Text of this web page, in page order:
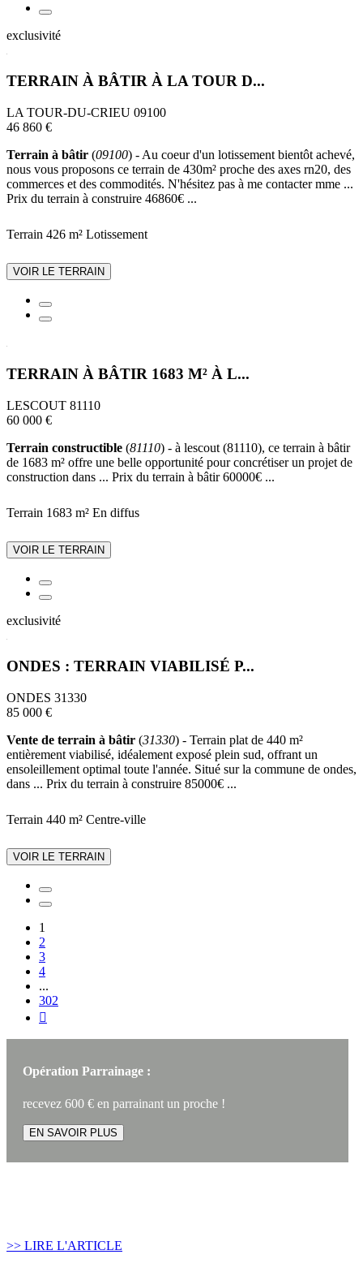
exclusivité
TERRAIN À BÂTIR À LA TOUR D...
LA TOUR-DU-CRIEU 09100
46 860 €
Terrain à bâtir (09100) - Au coeur d'un lotissement bientôt achevé,
nous vous proposons ce terrain de 430m² proche des axes rn20, des
commerces et des commodités. N'hésitez pas à me contacter mme ...
Prix du terrain à construire 46860€ ...
Terrain 426 m² Lotissement
VOIR LE TERRAIN
TERRAIN À BÂTIR 1683 M² À L...
LESCOUT 81110
60 000 €
Terrain constructible (81110) - à lescout (81110), ce terrain à bâtir
de 1683 m² offre une belle opportunité pour concrétiser un projet de
construction dans ... Prix du terrain à bâtir 60000€ ...
Terrain 1683 m² En diffus
VOIR LE TERRAIN
exclusivité
ONDES : TERRAIN VIABILISÉ P...
ONDES 31330
85 000 €
Vente de terrain à bâtir (31330) - Terrain plat de 440 m²
entièrement viabilisé, idéalement exposé plein sud, offrant un
ensoleillement optimal toute l'année. Situé sur la commune de ondes,
dans ... Prix du terrain à construire 85000€ ...
Terrain 440 m² Centre-ville
VOIR LE TERRAIN
1
2
3
4
...
302

Opération Parrainage :
recevez 600 € en parrainant un proche !
EN SAVOIR PLUS
>> LIRE L'ARTICLE